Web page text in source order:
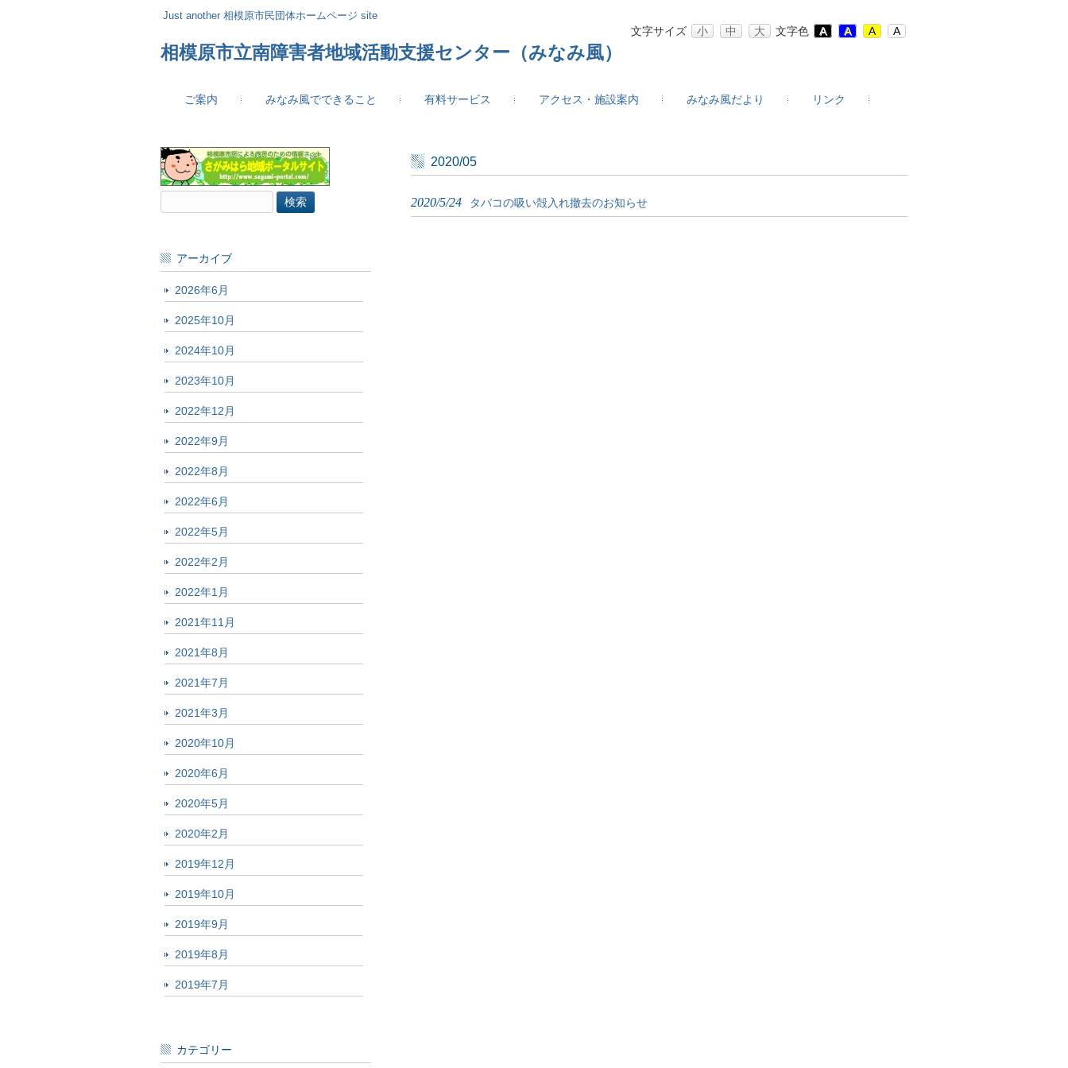
Just another 相模原市民団体ホームページ site
相模原市立南障害者地域活動支援センター（みなみ風）
文字サイズ 小 中 大 文字色 A A A A
ご案内 みなみ風でできること 有料サービス アクセス・施設案内 みなみ風だより リンク
2020/05
2020/5/24 タバコの吸い殻入れ撤去のお知らせ
索:
アーカイブ
2026年6月
2025年10月
2024年10月
2023年10月
2022年12月
2022年9月
2022年8月
2022年6月
2022年5月
2022年2月
2022年1月
2021年11月
2021年8月
2021年7月
2021年3月
2020年10月
2020年6月
2020年5月
2020年2月
2019年12月
2019年10月
2019年9月
2019年8月
2019年7月
カテゴリー